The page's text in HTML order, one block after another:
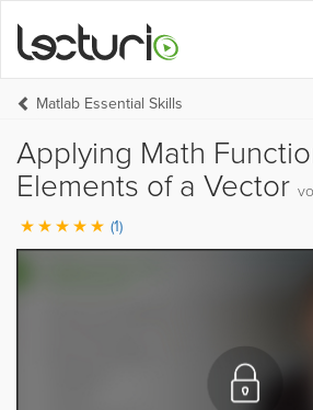
Matlab Essential Skills
Applying Math
Elements of a Vector
(1)